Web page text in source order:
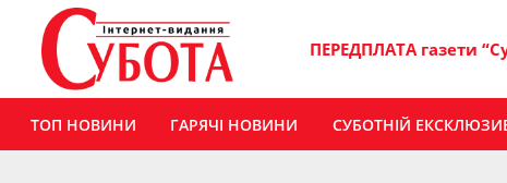
ПЕРЕДПЛАТА газети
ТОП НОВИНИ ГАРЯЧІ НОВИНИ СУБОТНІЙ